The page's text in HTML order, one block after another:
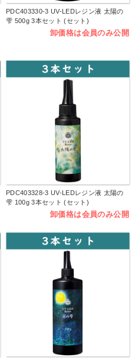
PDC403330-3 UV-LEDレジン液 太陽の
雫 500g 3本セット (セット)
卸価格は会員のみ公開
PDC403328-3 UV-LEDレジン液 太陽の
雫 100g 3本セット (セット)
卸価格は会員のみ公開